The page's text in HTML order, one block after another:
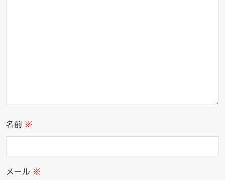
名前 ※
メール ※